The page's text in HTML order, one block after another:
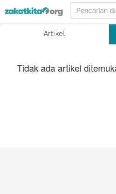
Artikel
Tidak ada artikel